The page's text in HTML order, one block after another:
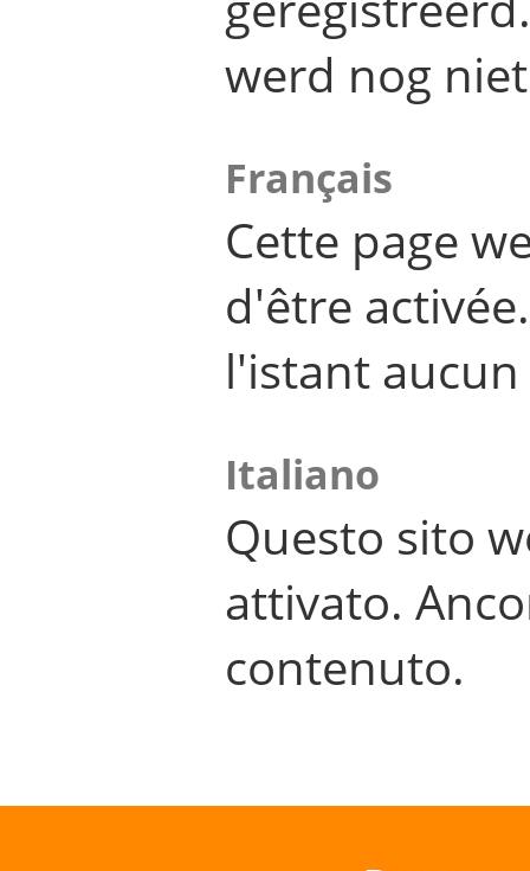
werd nog
Français
Cette page
d'être
l'istant
Italiano
Questo sito
attivato.
contenuto.